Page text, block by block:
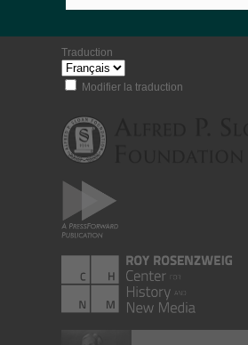
Traduction
Modifier la traduction